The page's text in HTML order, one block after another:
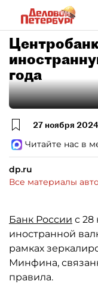
года
27 ноября 2024
Читайте нас в
dp.ru
Все материалы
Банк России с 28
иностранной
рамках
Минфина,
правила.